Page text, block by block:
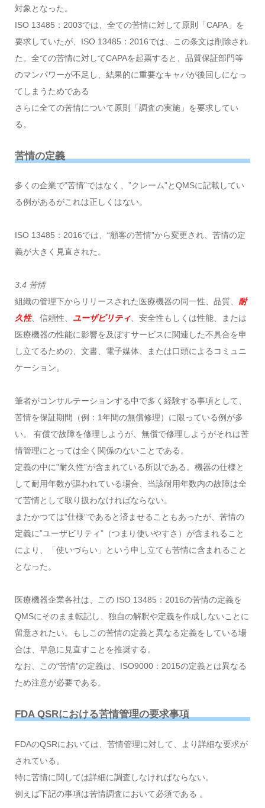
対象となった。
ISO 13485：2003では、全ての苦情に対して原則「CAPA」を
要求していたが、ISO 13485：2016では、この条文は削除され
た。全ての苦情に対してCAPAを起票すると、品質保証部門等
のマンパワーが不足し、結果的に重要なキャパが後回しになっ
てしまうためである
さらに全ての苦情について原則「調査の実施」を要求してい
る。
苦情の定義
多くの企業で”苦情”ではなく、”クレーム”とQMSに記載してい
る例があるがこれは正しくはない。
ISO 13485：2016では、“顧客の苦情”から変更され、苦情の定
義が大きく見直された。
3.4 苦情
組織の管理下からリリースされた医療機器の同一性、品質、 耐
久性、信頼性、 ユーザビリティ、安全性もしくは性能、または
医療機器の性能に影響を及ぼすサービスに関連した不具合を申
し立てるための、文書、電子媒体、または口頭によるコミュニ
ケーション。
筆者がコンサルテーションする中で多く経験する事項として、
苦情を保証期間（例：1年間の無償修理）に限っている例が多
い。 有償で故障を修理しようが、無償で修理しようがそれは苦
情管理にとっては全く関係のないことである。
定義の中に”耐久性”が含まれている所以である。機器の仕様と
して耐用年数が謳われている場合、当該耐用年数内の故障は全
て苦情として取り扱わなければならない。
またかつては”仕様”であると済ませることもあったが、苦情の
定義に”ユーザビリティ”（つまり使いやすさ）が含まれること
により、「使いづらい」という申し立ても苦情に含まれること
となった。
医療機器企業各社は、この ISO 13485：2016の苦情の定義を
QMSにそのまま転記し、独自の解釈や定義を作成しないことに
留意されたい。もしこの苦情の定義と異なる定義をしている場
合は、早急に見直すことを推奨する。
なお、この“苦情”の定義は、ISO9000：2015の定義とは異なる
ため注意が必要である。
FDA QSRにおける苦情管理の要求事項
FDAのQSRにおいては、苦情管理に対して、より詳細な要求が
されている。
特に苦情に関しては詳細に調査しなければならない。
例えば下記の事項は苦情調査において必須である 。